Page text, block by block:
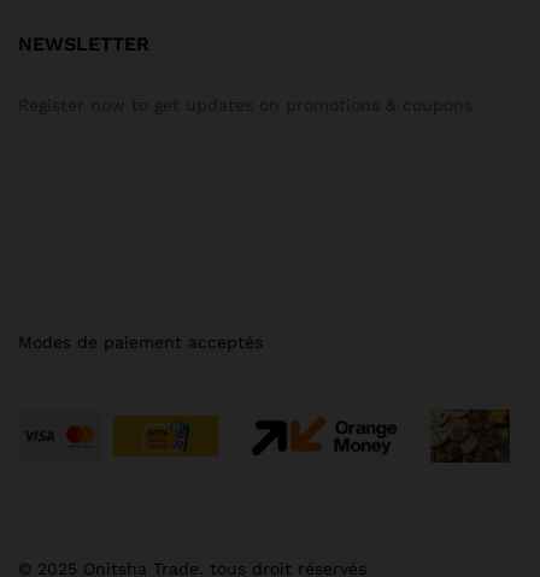
NEWSLETTER
© 2025 Onitsha Trade. tous droit réservés
Modes de paiement acceptés